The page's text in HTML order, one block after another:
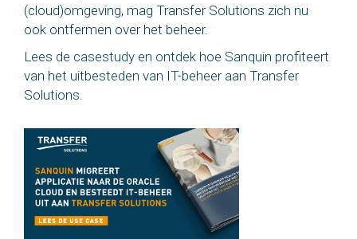
(cloud)omgeving, mag Transfer Solutions zich nu
ook ontfermen over het beheer.
Lees de casestudy en ontdek hoe Sanquin profiteert
van het uitbesteden van IT-beheer aan Transfer
Solutions.